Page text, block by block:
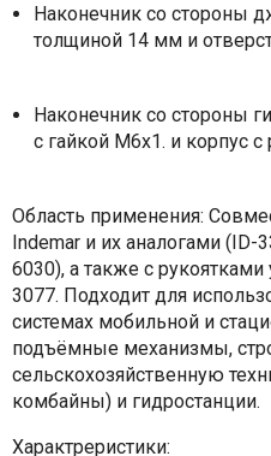
Наконечник со стороны
толщиной 14 мм и
Наконечник со стороны
с гайкой M6x1. и корпус с
Область применения:
Indemar и их аналогами (ID-
6030), а также с
3077. Подходит для
системах мобильной и
подъёмные механизмы,
сельскохозяйственную
комбайны) и гидростанции.
Характреристики: